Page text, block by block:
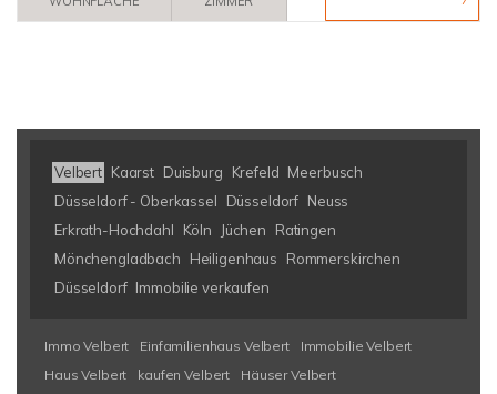
Velbert Kaarst Duisburg Krefeld Meerbusch
Düsseldorf - Oberkassel
Düsseldorf Neuss
Erkrath-Hochdahl
Köln Jüchen
Ratingen
Mönchengladbach
Heiligenhaus
Rommerskirchen
Düsseldorf Immobilie verkaufen
Immo Velbert Einfamilienhaus Velbert
Immobilie Velbert
Haus Velbert
kaufen Velbert
Häuser Velbert